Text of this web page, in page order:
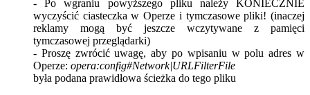
- Po wgraniu powyższego pliku należy KONIECZNIE
wyczyścić ciasteczka w Operze i tymczasowe pliki! (inaczej
reklamy mogą być jeszcze wczytywane z pamięci
tymczasowej przeglądarki)
- Proszę zwrócić uwagę, aby po wpisaniu w polu adres w
Operze: opera:config#Network|URLFilterFile
była podana prawidłowa ścieżka do tego pliku